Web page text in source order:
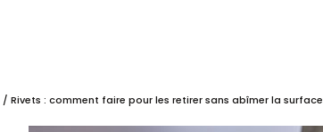
/ Rivets : comment faire pour les retirer sans abîmer la surface